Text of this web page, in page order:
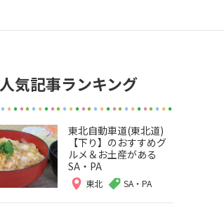
人気記事ランキング
東北自動車道(東北道)
【下り】のおすすめグ
ルメ＆お土産がある
SA・PA
東北 SA・PA